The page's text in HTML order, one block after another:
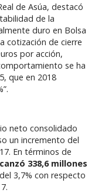
de Asúa, destacó
de la
duro en Bolsa
cotización de cierre
por acción,
se ha
que en 2018
neto consolidado
un incremento del
En términos de
338,6 millones
3,7% con respecto